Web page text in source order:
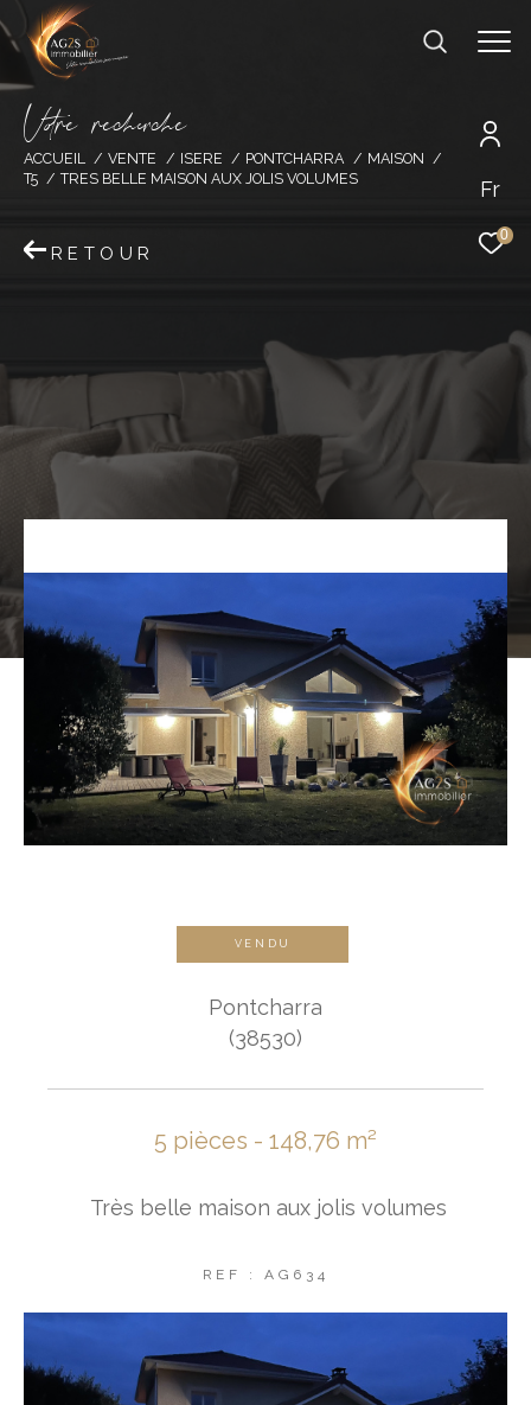
Fr
0
Vore recece
ACCUEIL VENTE ISERE PONTCHARRA
MAISON
T5
TRES BELLE MAISON AUX JOLIS VOLUMES
RETOUR
VENDU
Pontcharra
(38530)
5 pièces - 148,76 m²
Très belle maison aux jolis volumes
REF : AG634